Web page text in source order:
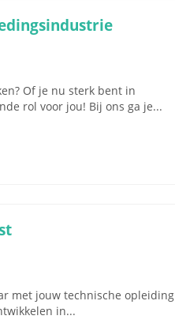
Of je nu sterk bent in
rol voor jou! Bij ons ga je...
met jouw technische opleiding
in...